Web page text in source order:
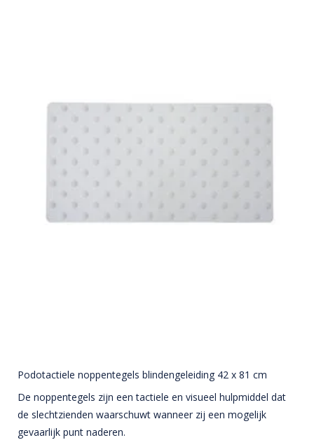
Podotactiele noppentegels blindengeleiding 42 x 81 cm
De noppentegels zijn een tactiele en visueel hulpmiddel dat
de slechtzienden waarschuwt wanneer zij een mogelijk
gevaarlijk punt naderen.